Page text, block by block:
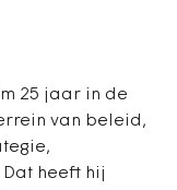
25 jaar in de
van beleid,
heeft hij